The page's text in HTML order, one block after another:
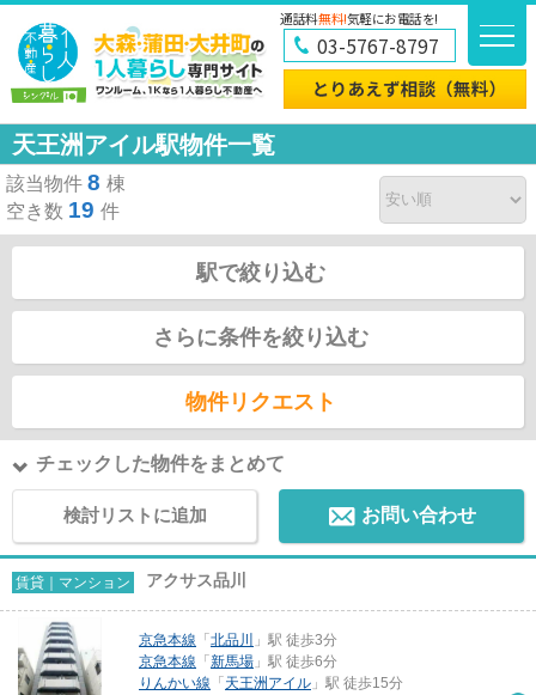
通話料無料!気軽にお電話を!
03-5767-8797
天王洲アイル駅物件一覧
該当物件 8 棟
空き数 19 件
駅で絞り込む
さらに条件を絞り込む
物件リクエスト
チェックした物件をまとめて
検討リストに追加 お問い合わせ
賃貸｜マンション アクサス品川
京急本線 「 北品川
」駅 徒歩3分
京急本線 「 新馬場 」駅 徒歩6分
りんかい線 「 天王洲アイル 」駅 徒歩15分